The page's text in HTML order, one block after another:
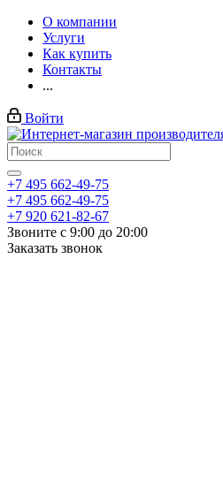
О компании
Услуги
Как купить
Контакты
...
Войти
+7 495 662-49-75
+7 495 662-49-75
+7 920 621-82-67
Звоните с 9:00 до 20:00
Заказать звонок